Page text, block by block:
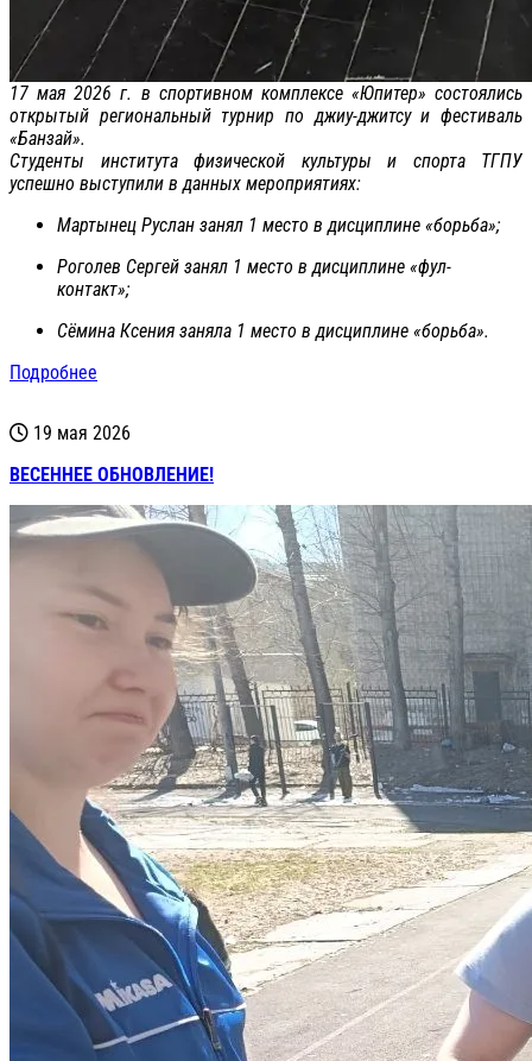
17 мая 2026 г. в спортивном комплексе «Юпитер» состоялись
открытый региональный турнир по джиу-джитсу и фестиваль
«Банзай».
Студенты института физической культуры и спорта ТГПУ
успешно выступили в данных мероприятиях:
Мартынец Руслан занял 1 место в дисциплине «борьба»;
Роголев Сергей занял 1 место в дисциплине «фул-
контакт»;
Сёмина Ксения заняла 1 место в дисциплине «борьба».
Подробнее
19 мая 2026
ВЕСЕННЕЕ ОБНОВЛЕНИЕ!